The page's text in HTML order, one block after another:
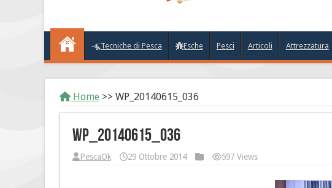
Tecniche di Pesca Esche Pesci Articoli Attrezzatura
Home >> WP_20140615_036
WP_20140615_036
PescaOk 29 Ottobre 2014 597 Views